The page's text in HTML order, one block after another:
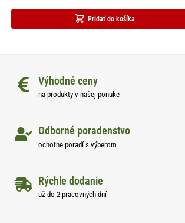
Pridať do košíka
Výhodné ceny
na produkty v našej ponuke
Odborné poradenstvo
ochotne poradí s výberom
Rýchle dodanie
už do 2 pracovných dní